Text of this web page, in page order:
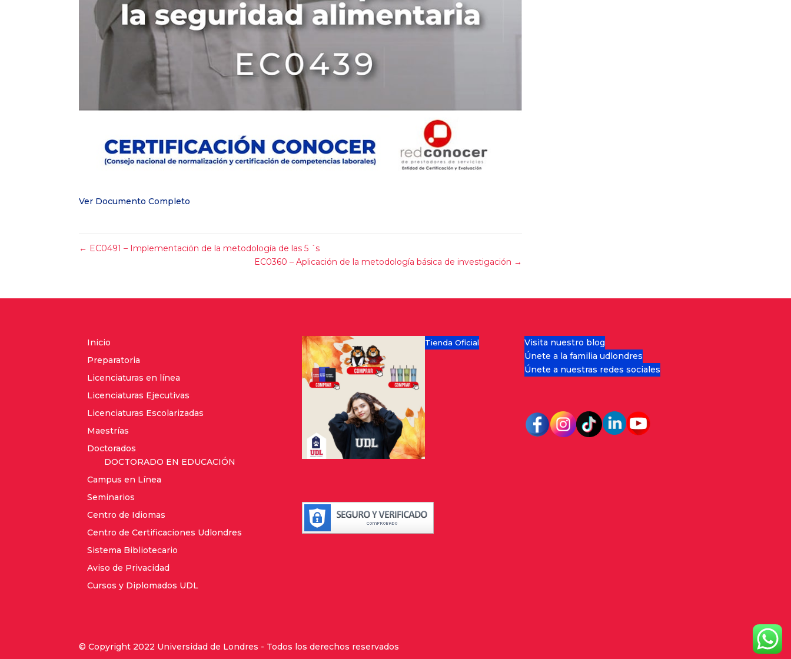
Ver Documento Completo
← EC0491 – Implementación de la metodología de las 5 ´s
EC0360 – Aplicación de la metodología básica de investigación →
Inicio
Preparatoria
Licenciaturas en línea
Licenciaturas Ejecutivas
Licenciaturas Escolarizadas
Maestrías
Doctorados
DOCTORADO EN EDUCACIÓN
Campus en Línea
Seminarios
Centro de Idiomas
Centro de Certificaciones Udlondres
Sistema Bibliotecario
Aviso de Privacidad
Cursos y Diplomados UDL
Tienda Oficial
Visita nuestro blog
Únete a la familia udlondres
Únete a nuestras redes sociales
© Copyright 2022 Universidad de Londres - Todos los derechos reservados